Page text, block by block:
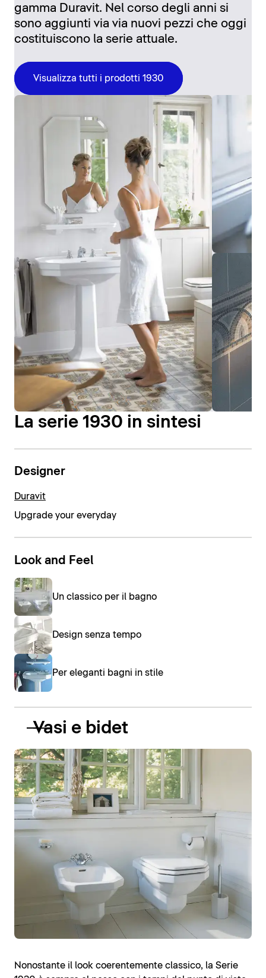
gamma Duravit. Nel corso degli anni si
sono aggiunti via via nuovi pezzi che oggi
costituiscono la serie attuale.
Visualizza tutti i prodotti 1930
La serie 1930 in sintesi
Designer
Duravit
Upgrade your everyday
Look and Feel
Un classico per il bagno
Design senza tempo
Per eleganti bagni in stile
Vasi e bidet
Nonostante il look coerentemente classico, la Serie